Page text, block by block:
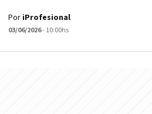
Por iProfesional
03/06/2026- 10:00hs